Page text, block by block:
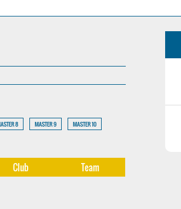
8 MASTER 9 MASTER 10
Club Team